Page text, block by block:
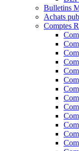
Bulletins
Achats
Comptes